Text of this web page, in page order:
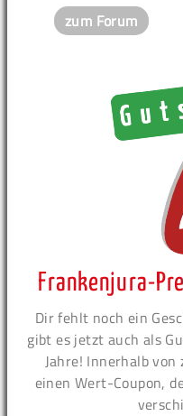
zum Forum
Frankenjura-
Dir fehlt noch ein
gibt es jetzt auch als
Jahre! Innerhalb
einen Wert-Coupon,